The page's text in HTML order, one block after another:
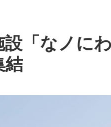
「なノに
結